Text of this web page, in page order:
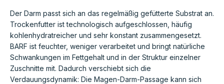
Der Darm passt sich an das regelmäßig gefütterte Substrat an.
Trockenfutter ist technologisch aufgeschlossen, häufig
kohlenhydratreicher und sehr konstant zusammengesetzt.
BARF ist feuchter, weniger verarbeitet und bringt natürliche
Schwankungen im Fettgehalt und in der Struktur einzelner
Zuschnitte mit. Dadurch verschiebt sich die
Verdauungsdynamik: Die Magen-Darm-Passage kann sich